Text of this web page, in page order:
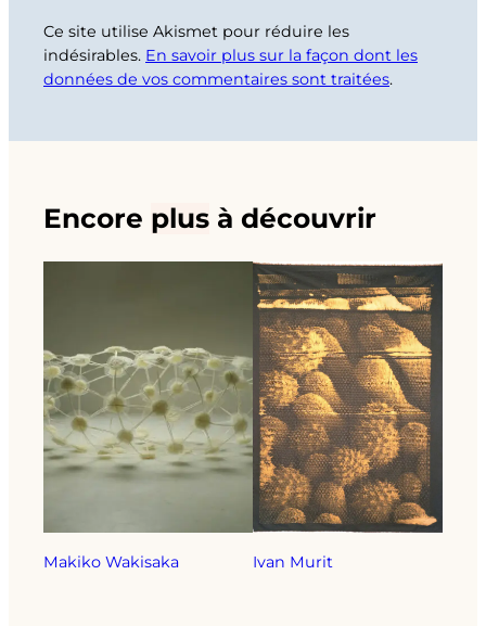
Ce site utilise Akismet pour réduire les
indésirables. En savoir plus sur la façon dont les
données de vos commentaires sont traitées.
Encore plus à découvrir
Makiko Wakisaka Ivan Murit